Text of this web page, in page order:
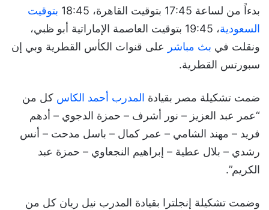
بدءاً من لساعة 17:45 بتوقيت القاهرة، 18:45
بتوقيت
السعودية
، 19:45 بتوقيت العاصمة الإماراتية أبو ظبي،
ونقلت في بث مباشر على قنوات الكأس القطرية وبي إن
سبورتس القطرية.
ضمت تشكيلة مصر بقيادة المدرب أحمد الكاس كل من
“عمر عبد العزيز – نور أشرف – حمزة الدجوي – أدهم
فريد – مهند الشامي – عمر كمال – باسل مدحت – أنس
رشدي – بلال عطية – إبراهيم النجعاوي – حمزة عبد
الكريم”.
وضمت تشكيلة إنجلترا بقيادة المدرب نيل ريان كل من